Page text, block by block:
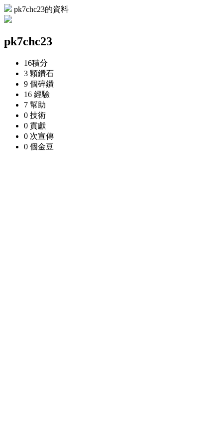
pk7chc23的資料
pk7chc23
16積分
3 顆鑽石
9 個碎鑽
16 經驗
7 幫助
0 技術
0 貢獻
0 次宣傳
0 個金豆